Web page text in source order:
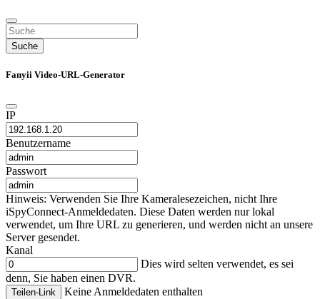
Suche
Fanyii Video-URL-Generator
IP
Benutzername
Passwort
Hinweis: Verwenden Sie Ihre Kameralesezeichen, nicht Ihre
iSpyConnect-Anmeldedaten. Diese Daten werden nur lokal
verwendet, um Ihre URL zu generieren, und werden nicht an unsere
Server gesendet.
Kanal
Dies wird selten verwendet, es sei
denn, Sie haben einen DVR.
Teilen-Link Keine Anmeldedaten enthalten